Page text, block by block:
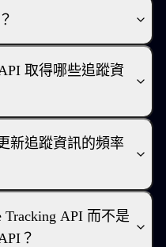
取得哪些追蹤資
新追蹤資訊的頻率
API 而不是
？